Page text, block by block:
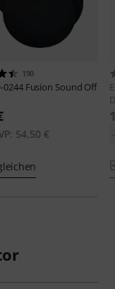
190
0244 Fusion Sound Off
54,50 €